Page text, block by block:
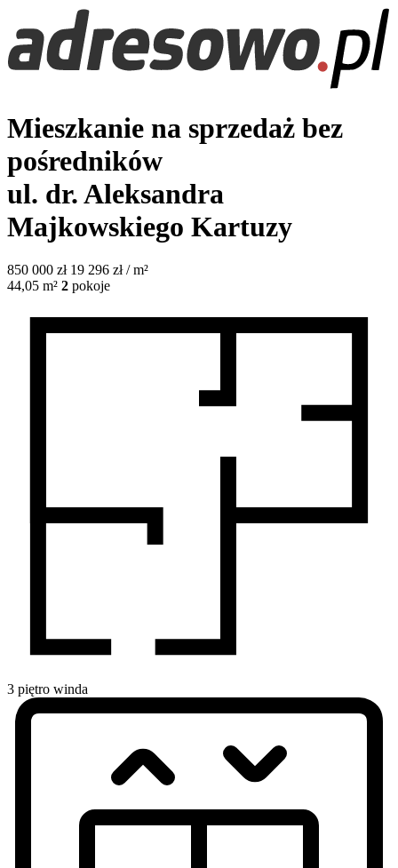
Mieszkanie na sprzedaż bez
pośredników
ul. dr. Aleksandra
Majkowskiego Kartuzy
850 000 zł 19 296 zł / m²
44,05 m² 2 pokoje
3 piętro winda